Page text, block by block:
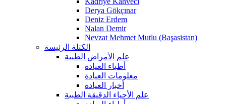
Derya Gökçınar
Deniz Erdem
Nalan Demir
Nevzat Mehmet Mutlu (Başasistan)
الكتلة الرئيسة
علم الأمراض الطبية
أطباء العيادة
معلومات العيادة
أخبار العيادة
علم الأحياء الدقيقة الطبية